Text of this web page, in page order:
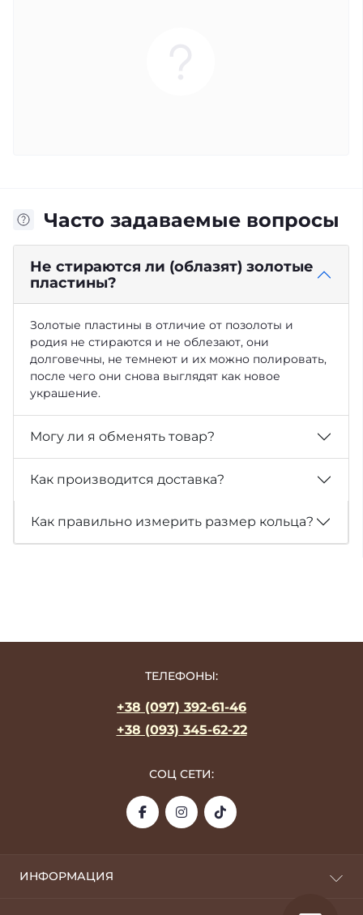
Часто задаваемые вопросы
Не стираются ли (облазят) золотые
пластины?
Золотые пластины в отличие от позолоты и
родия не стираются и не облезают, они
долговечны, не темнеют и их можно полировать,
после чего они снова выглядят как новое
украшение.
Могу ли я обменять товар?
Как производится доставка?
Как правильно измерить размер кольца?
ТЕЛЕФОНЫ:
+38 (097) 392-61-46
+38 (093) 345-62-22
СОЦ СЕТИ:
ИНФОРМАЦИЯ